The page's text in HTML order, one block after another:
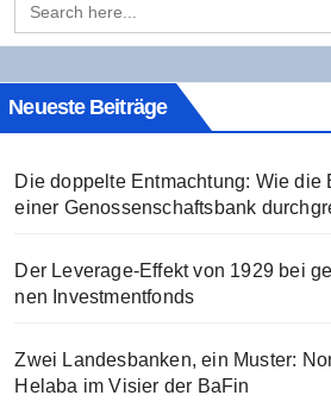
for:
Neu­es­te Beiträge
Die dop­pel­te Ent­mach­tung: Wie die
einer Genos­sen­schafts­bank
Der Levera­ge-Effekt von 1929 bei
nen Investmentfonds
Zwei Lan­des­ban­ken, ein Mus­ter:
Hela­ba im Visier der BaFin